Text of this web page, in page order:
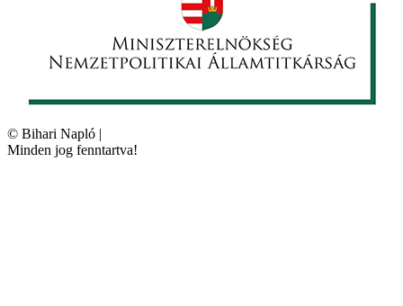
© Bihari Napló |
Minden jog fenntartva!